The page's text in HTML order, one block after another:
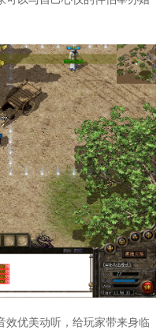
效优美动听，给玩家带来身临